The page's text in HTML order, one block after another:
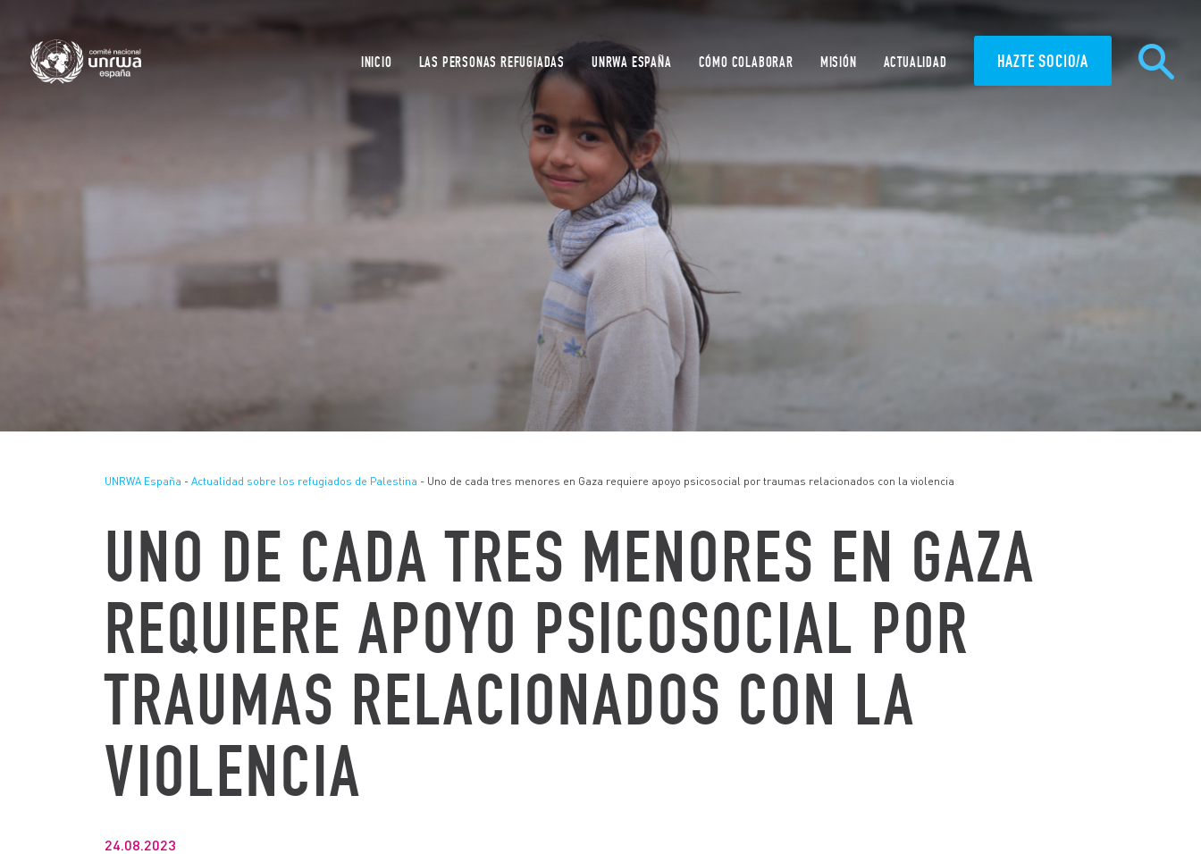
INICIO LAS PERSONAS REFUGIADAS UNRWA ESPAÑA CÓMO COLABORAR MISIÓN ACTUALIDAD HAZTE SOCIO/A
UNRWA España - Actualidad sobre los refugiados de Palestina - Uno de cada tres menores en Gaza requiere apoyo psicosocial por traumas relacionados con la violencia
UNO DE CADA TRES MENORES EN GAZA
REQUIERE APOYO PSICOSOCIAL POR
TRAUMAS RELACIONADOS CON LA
VIOLENCIA
24.08.2023